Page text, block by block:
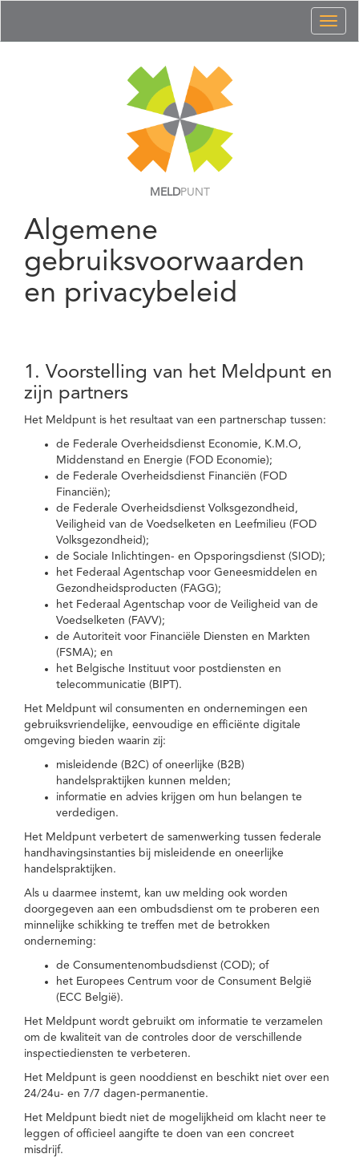
MELDPUNT
Algemene
gebruiksvoorwaarden
en privacybeleid
1. Voorstelling van het Meldpunt en
zijn partners
Het Meldpunt is het resultaat van een partnerschap tussen:
de Federale Overheidsdienst Economie, K.M.O,
Middenstand en Energie (FOD Economie);
de Federale Overheidsdienst Financiën (FOD
Financiën);
de Federale Overheidsdienst Volksgezondheid,
Veiligheid van de Voedselketen en Leefmilieu (FOD
Volksgezondheid);
de Sociale Inlichtingen- en Opsporingsdienst (SIOD);
het Federaal Agentschap voor Geneesmiddelen en
Gezondheidsproducten (FAGG);
het Federaal Agentschap voor de Veiligheid van de
Voedselketen (FAVV);
de Autoriteit voor Financiële Diensten en Markten
(FSMA); en
het Belgische Instituut voor postdiensten en
telecommunicatie (BIPT).
Het Meldpunt wil consumenten en ondernemingen een
gebruiksvriendelijke, eenvoudige en efficiënte digitale
omgeving bieden waarin zij:
misleidende (B2C) of oneerlijke (B2B)
handelspraktijken kunnen melden;
informatie en advies krijgen om hun belangen te
verdedigen.
Het Meldpunt verbetert de samenwerking tussen federale
handhavingsinstanties bij misleidende en oneerlijke
handelspraktijken.
Als u daarmee instemt, kan uw melding ook worden
doorgegeven aan een ombudsdienst om te proberen een
minnelijke schikking te treffen met de betrokken
onderneming:
de Consumentenombudsdienst (COD); of
het Europees Centrum voor de Consument België
(ECC België).
Het Meldpunt wordt gebruikt om informatie te verzamelen
om de kwaliteit van de controles door de verschillende
inspectiediensten te verbeteren.
Het Meldpunt is geen nooddienst en beschikt niet over een
24/24u- en 7/7 dagen-permanentie.
Het Meldpunt biedt niet de mogelijkheid om klacht neer te
leggen of officieel aangifte te doen van een concreet
misdrijf.